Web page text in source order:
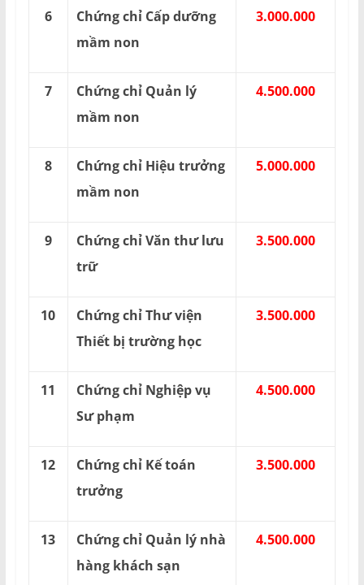
6
Chứng chỉ Cấp dưỡng
mầm non
3.000.000
7
Chứng chỉ Quản lý
mầm non
4.500.000
8
Chứng chỉ Hiệu trưởng
mầm non
5.000.000
9
Chứng chỉ Văn thư lưu
trữ
3.500.000
10
Chứng chỉ Thư viện
Thiết bị trường học
3.500.000
11
Chứng chỉ Nghiệp vụ
Sư phạm
4.500.000
12
Chứng chỉ Kế toán
trưởng
3.500.000
13
Chứng chỉ Quản lý nhà
hàng khách sạn
4.500.000